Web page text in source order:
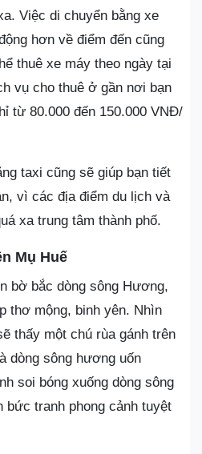
Việc di chuyển bằng xe
hơn về điểm đến cũng
thuê xe máy theo ngày tại
vụ cho thuê ở gần nơi bạn
từ 80.000 đến 150.000 VNĐ/
taxi cũng sẽ giúp bạn tiết
vì các địa điểm du lịch và
xa trung tâm thành phố.
Mụ Huế
bờ bắc dòng sông Hương,
thơ mộng, binh yên. Nhìn
thấy một chú rùa gánh trên
dòng sông hương uốn
soi bóng xuống dòng sông
tranh phong cảnh tuyệt